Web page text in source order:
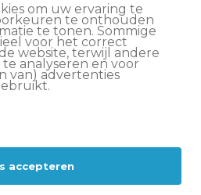
Nexus 7 versnellingen
met vering voor comfort
dubbele standaard
Shimano
en LED batterij achterlicht
om uw ervaring te
te onthouden
te tonen. Sommige
voor het correct
website, terwijl andere
analyseren en voor
van) advertenties
accepteren